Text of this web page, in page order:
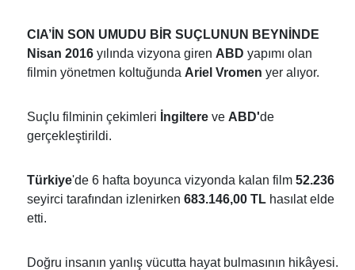
CIA’İN SON UMUDU BİR SUÇLUNUN BEYNİNDE
Nisan 2016yılında vizyona giren ABD yapımı olan
filmin yönetmen koltuğunda Ariel Vromen yer alıyor.
Suçlu filminin çekimleri İngiltereve ABD'de
gerçekleştirildi.
Türkiye'de 6 hafta boyunca vizyonda kalan film 52.236
seyirci tarafından izlenirken 683.146,00 TLhasılat elde
etti.
Doğru insanın yanlış vücutta hayat bulmasının hikâyesi.